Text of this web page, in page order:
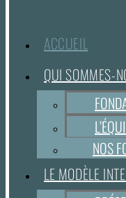
ACCUEIL
QUI SOMMES-
NOS
LE MODÈLE